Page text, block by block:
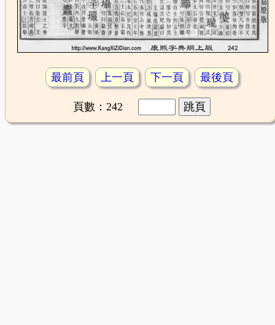
最前頁 上一頁 下一頁 最後頁
頁數：242